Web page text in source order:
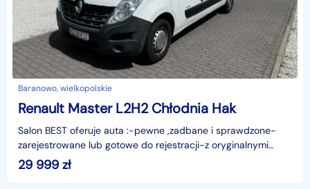
Baranowo, wielkopolskie
Renault Master L2H2 Chłodnia Hak
Salon BEST oferuje auta :-pewne ,zadbane i sprawdzone-
zarejestrowane lub gotowe do rejestracji-z oryginalnymi
przebiegami-z gwarancją fabryczną lub gwarancją Co
29 999 zł